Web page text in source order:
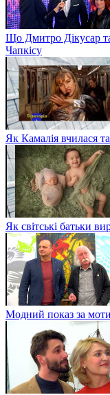
Що Дмитро Дікусар
Чапкісу
Як Камалія вчилася
Як світські батьки
Модний показ за